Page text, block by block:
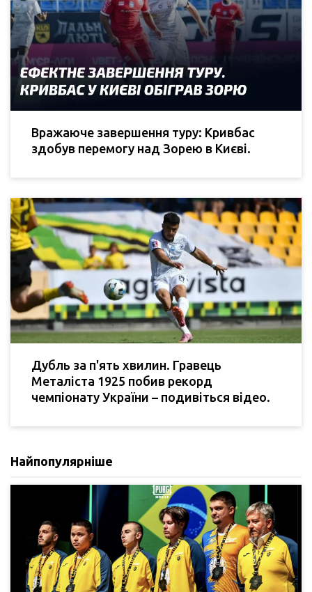
Вражаюче завершення туру: Кривбас
здобув перемогу над Зорею в Києві.
Дубль за п'ять хвилин. Гравець
Металіста 1925 побив рекорд
чемпіонату України – подивіться відео.
Найпопулярніше